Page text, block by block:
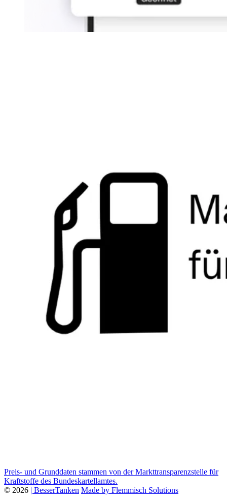
Preis- und Grunddaten stammen von der Markttransparenzstelle für
Kraftstoffe des Bundeskartellamtes.
© 2026 | BesserTanken Made by Flemmisch Solutions